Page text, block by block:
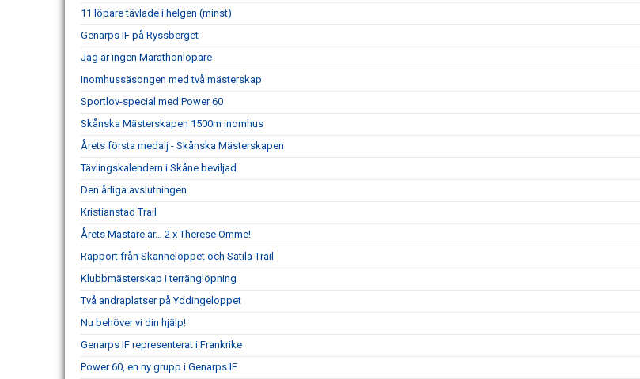
11 löpare tävlade i helgen (minst)
Genarps IF på Ryssberget
Jag är ingen Marathonlöpare
Inomhussäsongen med två mästerskap
Sportlov-special med Power 60
Skånska Mästerskapen 1500m inomhus
Årets första medalj - Skånska Mästerskapen
Tävlingskalendern i Skåne beviljad
Den årliga avslutningen
Kristianstad Trail
Årets Mästare är… 2 x Therese Omme!
Rapport från Skanneloppet och Sätila Trail
Klubbmästerskap i terränglöpning
Två andraplatser på Yddingeloppet
Nu behöver vi din hjälp!
Genarps IF representerat i Frankrike
Power 60, en ny grupp i Genarps IF